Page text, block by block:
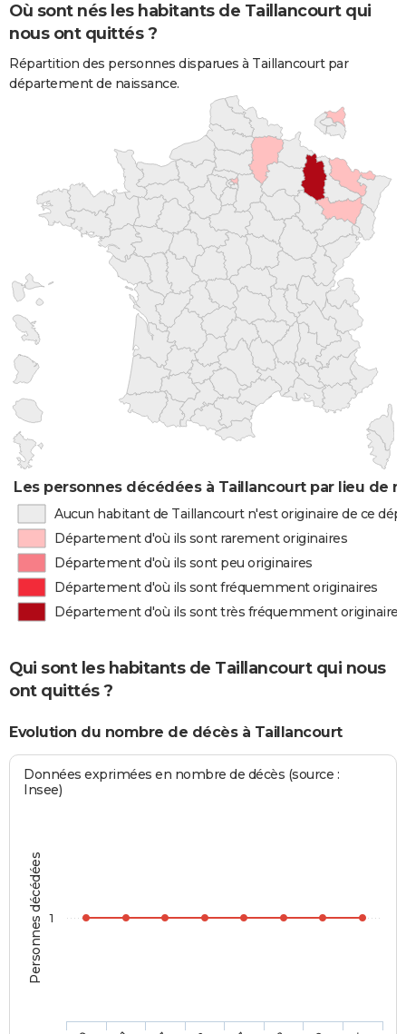
Où sont nés les habitants de Taillancourt qui
nous ont quittés ?
Répartition des personnes disparues à Taillancourt par
département de naissance.
Les personnes décédées à Taillancourt par lieu de
Aucun habitant de Taillancourt n'est originaire de ce
Département d'où ils sont rarement originaires
Département d'où ils sont peu originaires
Département d'où ils sont fréquemment originaires
Département d'où ils sont très fréquemment originaires
Qui sont les habitants de Taillancourt qui nous
ont quittés ?
Evolution du nombre de décès à Taillancourt
Personnes décédées
Données exprimées en nombre de décès (source :
Insee)
1